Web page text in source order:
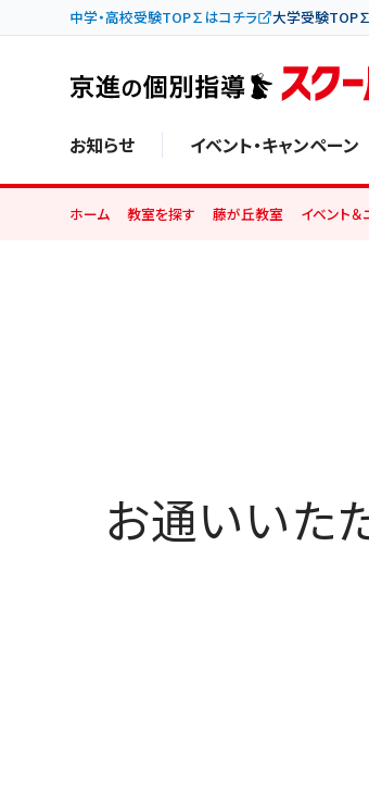
中学・高校受験TOP∑はコチラ 大学受験
お知らせ イベント・キャンペーン
ホーム 教室を探す 藤が丘教室 イベント
お通いいた